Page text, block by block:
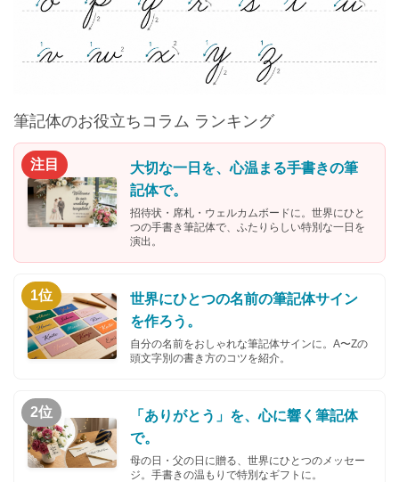
筆記体のお役立ちコラム ランキング
注目
大切な一日を、心温まる手書きの筆
記体で。
招待状・席札・ウェルカムボードに。世界にひと
つの手書き筆記体で、ふたりらしい特別な一日を
演出。
1位
世界にひとつの名前の筆記体サイン
を作ろう。
自分の名前をおしゃれな筆記体サインに。A〜Zの
頭文字別の書き方のコツを紹介。
2位
「ありがとう」を、心に響く筆記体
で。
母の日・父の日に贈る、世界にひとつのメッセー
ジ。手書きの温もりで特別なギフトに。